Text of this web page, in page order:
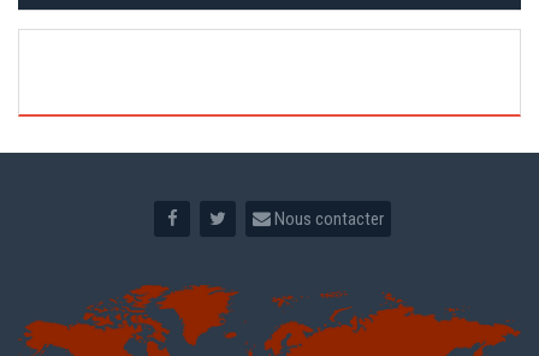
Nous contacter